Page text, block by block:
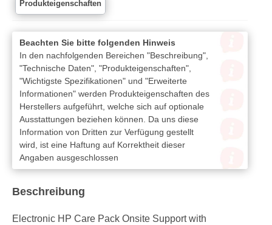
Produkteigenschaften
Beachten Sie bitte folgenden Hinweis
In den nachfolgenden Bereichen "Beschreibung",
"Technische Daten", "Produkteigenschaften",
"Wichtigste Spezifikationen" und "Erweiterte
Informationen" werden Produkteigenschaften des
Herstellers aufgeführt, welche sich auf optionale
Ausstattungen beziehen können. Da uns diese
Information von Dritten zur Verfügung gestellt
wird, ist eine Haftung auf Korrektheit dieser
Angaben ausgeschlossen
Beschreibung
Electronic HP Care Pack Onsite Support with